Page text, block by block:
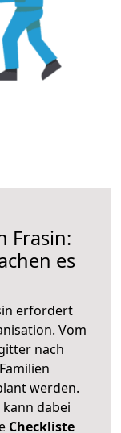
Frasin:
es
erfordert
Vom
nach
werden.
kann dabei
Checkliste